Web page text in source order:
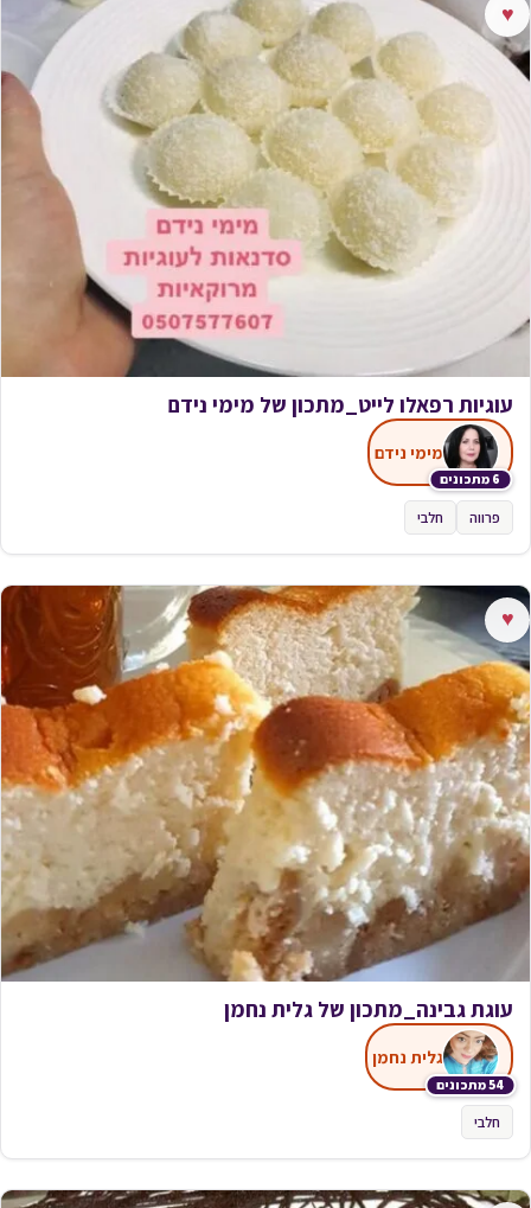
♥
עוגיות רפאלו לייט_מתכון של מימי נידם
6 מתכונים
מימי נידם
פרווה חלבי
♥
עוגת גבינה_מתכון של גלית נחמן
54 מתכונים
גלית נחמן
חלבי